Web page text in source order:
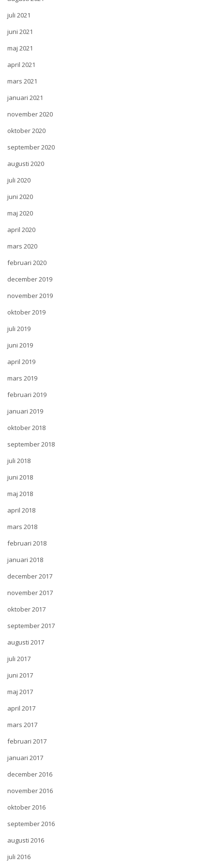
juli 2021
juni 2021
maj 2021
april 2021
mars 2021
januari 2021
november 2020
oktober 2020
september 2020
augusti 2020
juli 2020
juni 2020
maj 2020
april 2020
mars 2020
februari 2020
december 2019
november 2019
oktober 2019
juli 2019
juni 2019
april 2019
mars 2019
februari 2019
januari 2019
oktober 2018
september 2018
juli 2018
juni 2018
maj 2018
april 2018
mars 2018
februari 2018
januari 2018
december 2017
november 2017
oktober 2017
september 2017
augusti 2017
juli 2017
juni 2017
maj 2017
april 2017
mars 2017
februari 2017
januari 2017
december 2016
november 2016
oktober 2016
september 2016
augusti 2016
juli 2016